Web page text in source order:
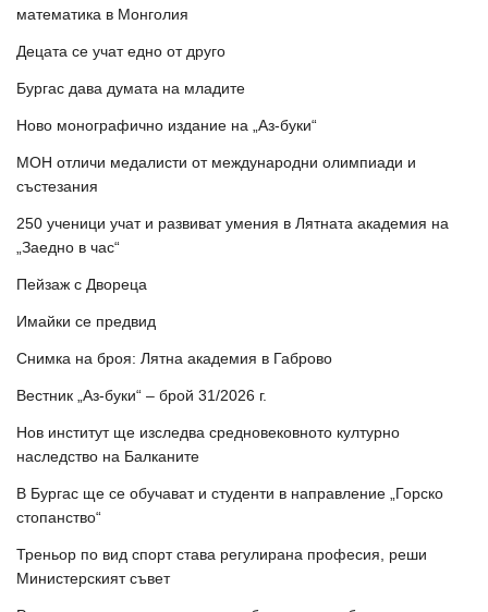
математика в Монголия
Децата се учат едно от друго
Бургас дава думата на младите
Ново монографично издание на „Аз-буки“
МОН отличи медалисти от международни олимпиади и
състезания
250 ученици учат и развиват умения в Лятната академия на
„Заедно в час“
Пейзаж с Двореца
Имайки се предвид
Снимка на броя: Лятна академия в Габрово
Вестник „Аз-буки“ – брой 31/2026 г.
Нов институт ще изследва средновековното културно
наследство на Балканите
В Бургас ще се обучават и студенти в направление „Горско
стопанство“
Треньор по вид спорт става регулирана професия, реши
Министерският съвет